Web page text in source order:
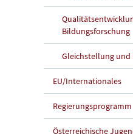
Bildungsforschung
Gleichstellung und
EU/Internationales
Regierungsprogramm
Österreichische